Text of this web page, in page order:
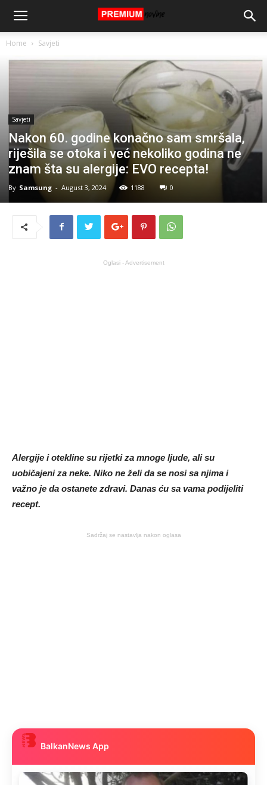
Home Savjeti
Savjeti
Nakon 60. godine konačno sam smršala,
riješila se otoka i već nekoliko godina ne
znam šta su alergije: EVO recepta!
By Samsung - August 3, 2024 1188 0
Oglasi - Advertisement
Alergije i otekline su rijetki za mnoge ljude, ali su
uobičajeni za neke. Niko ne želi da se nosi sa njima i
važno je da ostanete zdravi. Danas ću sa vama podijeliti
recept.
Sadržaj se nastavlja nakon oglasa